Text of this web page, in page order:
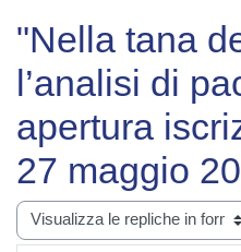
"Nella tana
l’analisi di
apertura
27 maggio
Modalità visualizzazione